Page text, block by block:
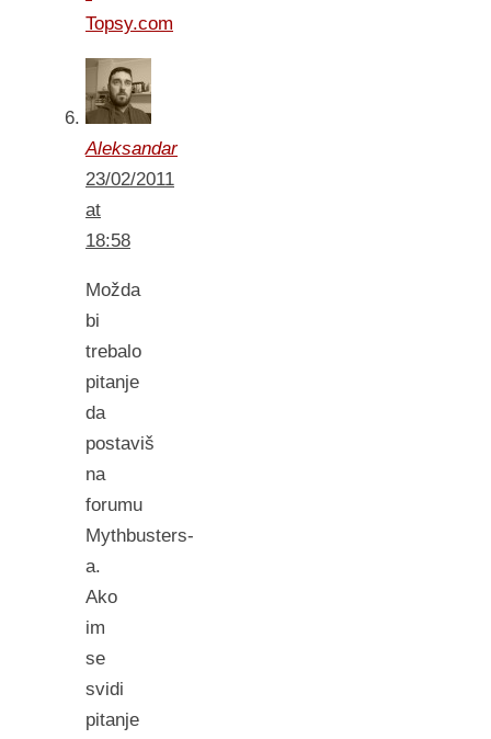
Topsy.com
Aleksandar
23/02/2011
at
18:58
Možda
bi
trebalo
pitanje
da
postaviš
na
forumu
Mythbusters-
a.
Ako
im
se
svidi
pitanje